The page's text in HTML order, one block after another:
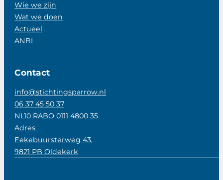
Wie we zijn
Wat we doen
Actueel
ANBI
Contact
info@stichtingsparrow.nl
06 37 45 50 37
NL10 RABO 0111 4800 35
Adres:
Eekebuursterweg 43,
9821 PB Oldekerk